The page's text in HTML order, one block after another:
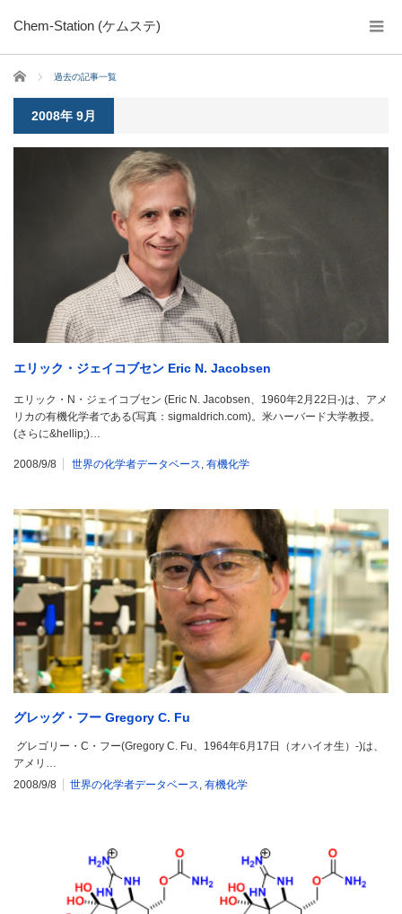
Chem-Station (ケムステ)
ホーム 過去の記事一覧
2008年 9月
エリック・ジェイコブセン Eric N. Jacobsen
エリック・N・ジェイコブセン (Eric N. Jacobsen、1960年2月22日-)は、アメ
リカの有機化学者である(写真：sigmaldrich.com)。米ハーバード大学教授。
(さらに&hellip;)…
2008/9/8 世界の化学者データベース, 有機化学
グレッグ・フー Gregory C. Fu
グレゴリー・C・フー(Gregory C. Fu、1964年6月17日（オハイオ生）-)は、
アメリ…
2008/9/8
世界の化学者データベース, 有機化学